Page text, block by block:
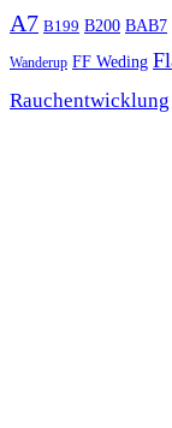
A7 B199 B200 BAB7
Wanderup FF Weding
Rauchentwicklung